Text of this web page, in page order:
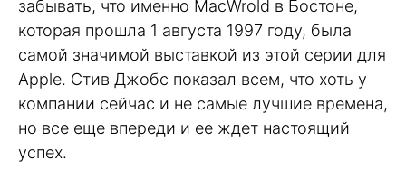
забывать, что именно MacWrold в Бостоне,
которая прошла 1 августа 1997 году, была
самой значимой выставкой из этой серии для
Apple. Стив Джобс показал всем, что хоть у
компании сейчас и не самые лучшие времена,
но все еще впереди и ее ждет настоящий
успех.